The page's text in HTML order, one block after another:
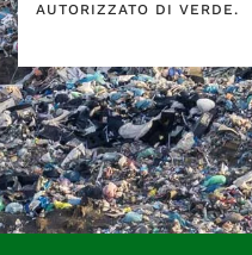
AUTORIZZATO DI VERDE.